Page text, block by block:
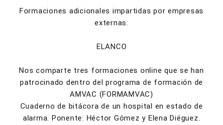
Formaciones adicionales impartidas por empresas
externas:
ELANCO
Nos comparte tres formaciones online que se han
patrocinado dentro del programa de formación de
AMVAC (FORMAMVAC)
Cuaderno de bitácora de un hospital en estado de
alarma. Ponente: Héctor Gómez y Elena Diéguez.